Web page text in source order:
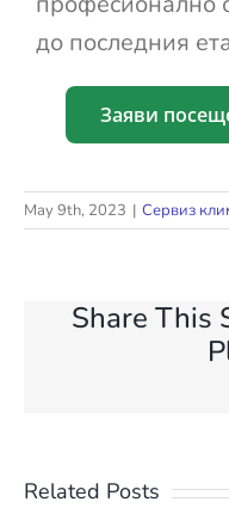
до последния
Заяви
May 9th, 2023 | Сервиз
Share This
Related Posts